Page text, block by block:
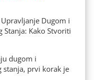
Dugom i
Stanja: Kako Stvoriti
dugom i
stanja, prvi korak je